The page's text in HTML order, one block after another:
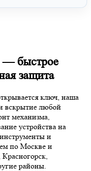
— быстрое
защита
ключ, наша
вскрытие любой
механизма,
устройства на
и
по Москве и
районы.